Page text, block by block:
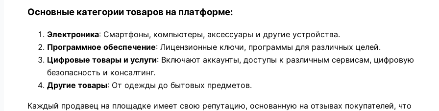
Основные категории товаров на платформе:
Электроника: Смартфоны, компьютеры, аксессуары и другие устройства.
Программное обеспечение: Лицензионные ключи, программы для различных целей.
Цифровые товары и услуги: Включают аккаунты, доступы к различным сервисам, цифровую
безопасность и консалтинг.
Другие товары: От одежды до бытовых предметов.
Каждый продавец на площадке имеет свою репутацию, основанную на отзывах покупателей, что